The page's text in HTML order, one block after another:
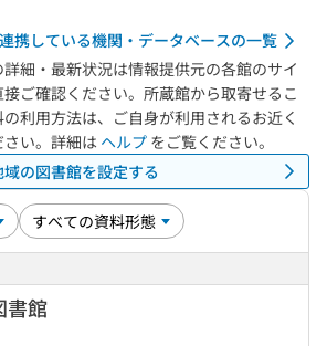
連携している機関・データベースの一覧
細・最新状況は情報提供元の各館のサイ
ご確認ください。所蔵館から取寄せるこ
利用方法は、ご自身が利用されるお近く
い。詳細は ヘルプ をご覧ください。
域の図書館を設定する
書館